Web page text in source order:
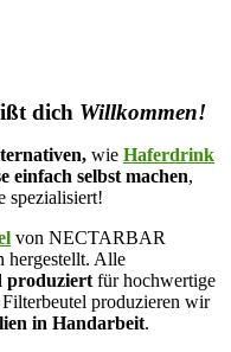
dich Willkommen!
wie Haferdrink
einfach selbst machen,
spezialisiert!
von NECTARBAR
hergestellt. Alle
produziertfür hochwertige
produzieren wir
in Handarbeit.